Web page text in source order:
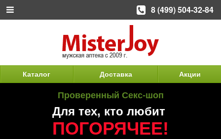
Каталог Доставка Акции
Проверенный Секс-шоп
Для тех, кто любит
ПОГОРЯЧЕЕ!
8 (499) 504-32-84